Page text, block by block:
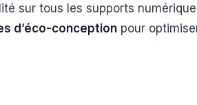
sur tous les supports
d’éco-conception pour